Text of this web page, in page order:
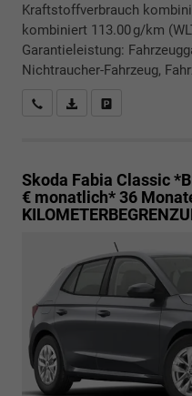
Kraftstoffverbrauch
kombiniert 113.00 g/km
Garantieleistung:
Nichtraucher-Fahrzeug,
Rückrufbitte absenden
PDF-Datei,
Skoda Fabia Classic
€ monatlich* 36